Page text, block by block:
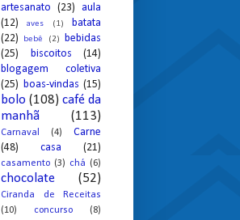
artesanato (23) aula
(12)
aves (1)
batata
(22)
bebê (2)
bebidas
(25)
biscoitos
(14)
blogagem coletiva
(25) boas-vindas (15)
bolo (108) café da
manhã
(113)
Carnaval (4)
Carne
(48)
casa (21)
casamento (3) chá (6)
chocolate (52)
Ciranda de Receitas
(10)
concurso
(8)